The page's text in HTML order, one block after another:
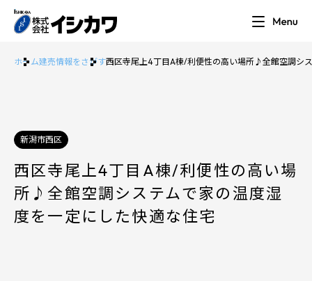
ホーム建売情報をさがす西区寺尾上4丁目A棟/利便性の高い場所♪全館空調シ
新潟市西区
西区寺尾上4丁目A棟/利便性の高い場
所♪全館空調システムで家の温度湿
度を一定にした快適な住宅